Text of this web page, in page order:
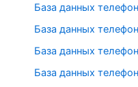
База данных
База данных
База данных
База данных